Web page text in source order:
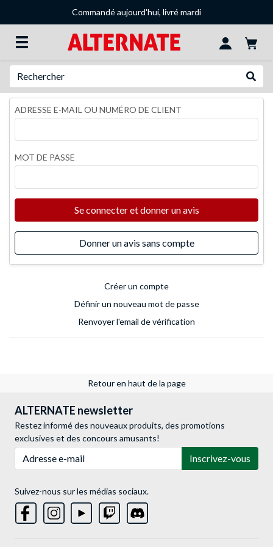
Commandé aujourd'hui, livré mardi
ADRESSE E-MAIL OU NUMÉRO DE CLIENT
MOT DE PASSE
Se connecter et donner un avis
Donner un avis sans compte
Créer un compte
Définir un nouveau mot de passe
Renvoyer l'email de vérification
Retour en haut de la page
ALTERNATE newsletter
Restez informé des nouveaux produits, des promotions
exclusives et des concours amusants!
Inscrivez-vous
Suivez-nous sur les médias sociaux.